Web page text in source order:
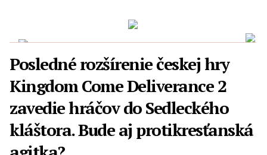
Posledné rozšírenie českej hry
Kingdom Come Deliverance 2
zavedie hráčov do Sedleckého
kláštora. Bude aj protikresťanská